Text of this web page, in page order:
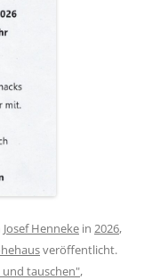
Josef Henneke in 2026,
veröffentlicht.
und tauschen",